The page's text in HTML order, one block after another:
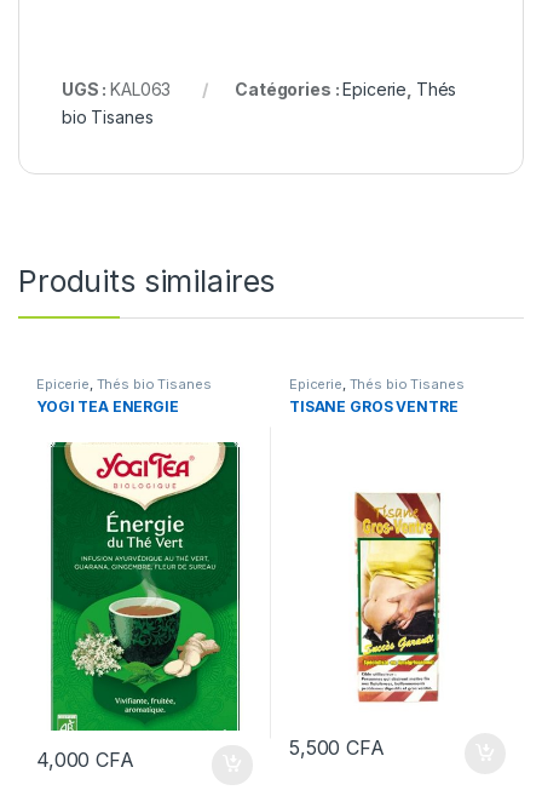
UGS :KAL063 Catégories :Epicerie Thés
bio Tisanes
Produits similaires
Epicerie, Thés bio Tisanes
YOGI TEA ENERGIE
4,000CFA
Epicerie, Thés bio Tisanes
TISANE GROS VENTRE
5,500CFA